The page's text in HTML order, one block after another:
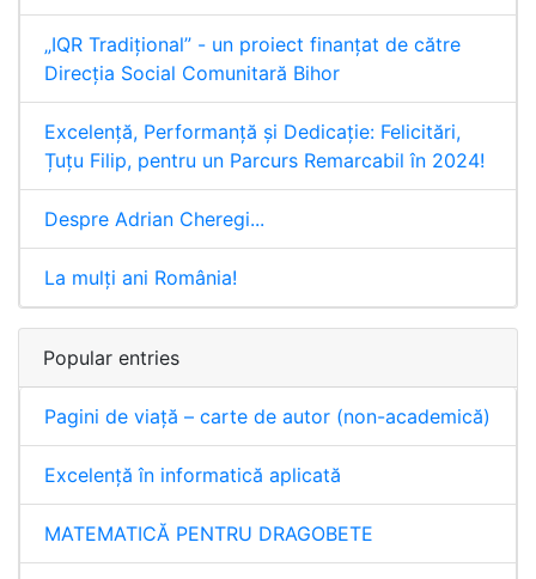
„IQR Tradiţional” - un proiect finanţat de către
Direcţia Social Comunitară Bihor
Excelență, Performanță și Dedicație: Felicitări,
Țuțu Filip, pentru un Parcurs Remarcabil în 2024!
Despre Adrian Cheregi...
La mulți ani România!
Popular entries
Pagini de viață – carte de autor (non-academică)
Excelență în informatică aplicată
MATEMATICĂ PENTRU DRAGOBETE